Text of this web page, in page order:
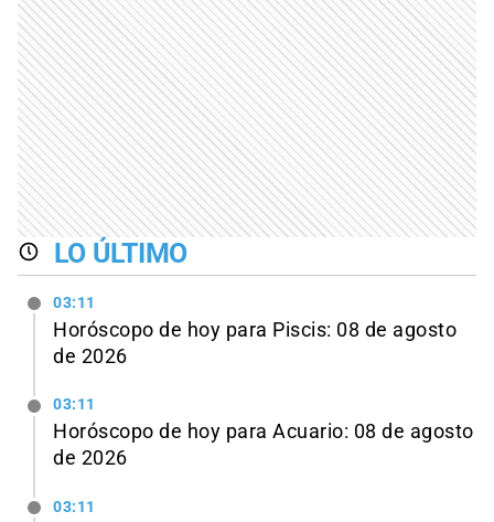
LO ÚLTIMO
03:11
Horóscopo de hoy para Piscis: 08 de agosto
de 2026
03:11
Horóscopo de hoy para Acuario: 08 de agosto
de 2026
03:11